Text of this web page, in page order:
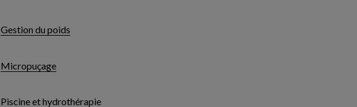
Gestion du poids
Micropuçage
Piscine et hydrothérapie